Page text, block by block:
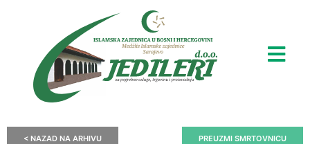
< NAZAD NA ARHIVU PREUZMI SMRTOVNICU